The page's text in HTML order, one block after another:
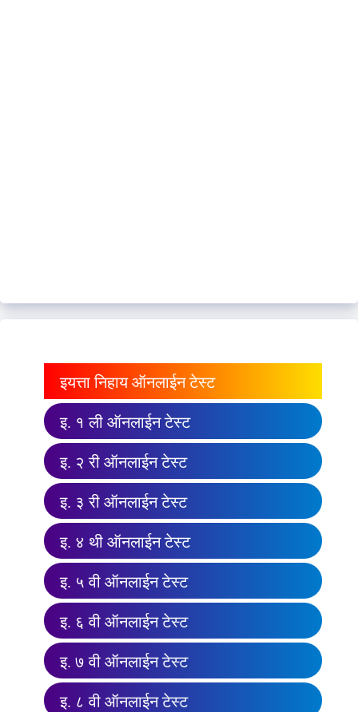
इयत्ता निहाय ऑनलाईन टेस्ट
इ. १ ली ऑनलाईन टेस्ट
इ. २ री ऑनलाईन टेस्ट
इ. ३ री ऑनलाईन टेस्ट
इ. ४ थी ऑनलाईन टेस्ट
इ. ५ वी ऑनलाईन टेस्ट
इ. ६ वी ऑनलाईन टेस्ट
इ. ७ वी ऑनलाईन टेस्ट
इ. ८ वी ऑनलाईन टेस्ट